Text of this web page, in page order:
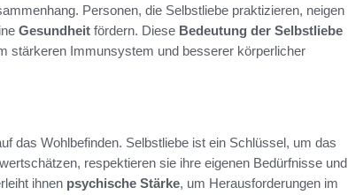
Personen, die Selbstliebe praktizieren, neigen
Gesundheit fördern. Diese Bedeutung der Selbstliebe
stärkeren Immunsystem und besserer körperlicher
das Wohlbefinden. Selbstliebe ist ein Schlüssel, um das
respektieren sie ihre eigenen Bedürfnisse und
ihnen psychische Stärke, um Herausforderungen im